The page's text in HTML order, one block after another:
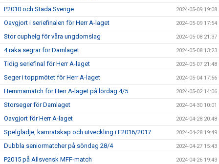
P2010 och Städa Sverige 2024-05-09 19:08
Oavgjort i seriefinalen för Herr A-laget 2024-05-09 17:54
Stor cuphelg för våra ungdomslag 2024-05-08 21:37
4 raka segrar för Damlaget 2024-05-08 13:23
Tidig seriefinal för Herr A-laget 2024-05-07 21:48
Seger i toppmötet för Herr A-laget 2024-05-04 17:56
Hemmamatch för Herr A-laget på lördag 4/5 2024-05-02 14:06
Storseger för Damlaget 2024-04-30 10:01
Oavgjort för Herr A-laget 2024-04-28 20:48
Spelglädje, kamratskap och utveckling i F2016/2017 2024-04-28 19:49
Dubbla seniormatcher på söndag 28/4 2024-04-27 15:43
P2015 på Allsvensk MFF-match 2024-04-26 19:43